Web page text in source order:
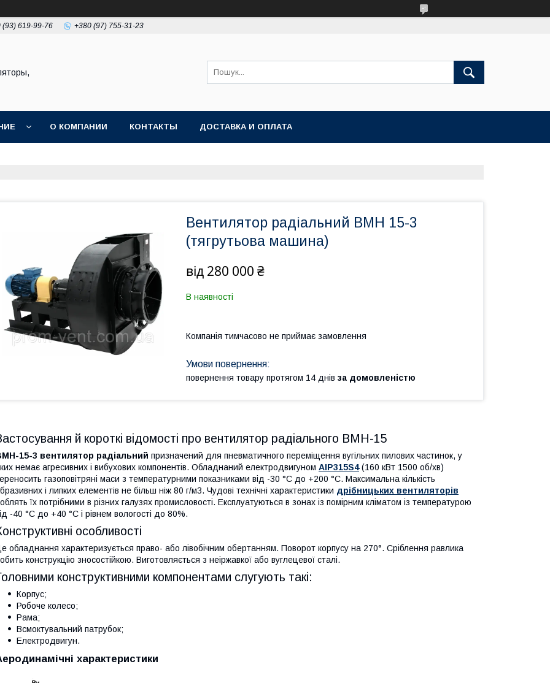
(93) 619-99-76 +380 (97) 755-31-23
О КОМПАНИИ КОНТАКТЫ ДОСТАВКА И ОПЛАТА
Вентилятор радіальний ВМН 15-3
(тягрутьова машина)
від 280 000 ₴
В наявності
Компанія тимчасово не приймає замовлення
повернення товару протягом 14 днів за домовленістю
й короткі відомості про вентилятор радіального ВМН-15
15-3 вентилятор радіальний призначений для пневматичного переміщення вугільних пилових частинок, у
немає агресивних і вибухових компонентів. Обладнаний електродвигуном АІР315S4(160 кВт 1500 об/хв)
газоповітряні маси з температурними показниками від -30 °C до +200 °C. Максимальна кількість
і липких елементів не більш ніж 80 г/м3. Чудові технічні характеристики дрібницьких вентиляторів
їх потрібними в різних галузях промисловості. Експлуатуються в зонах із помірним кліматом із температурою
-40 °C до +40 °C і рівнем вологості до 80%.
особливості
обладнання характеризується право- або лівобічним обертанням. Поворот корпусу на 270°. Сріблення равлика
конструкцію зносостійкою. Виготовляється з неіржавкої або вуглецевої сталі.
конструктивними компонентами слугують такі:
Корпус;
Робоче колесо;
Рама;
Всмоктувальний патрубок;
Електродвигун.
характеристики